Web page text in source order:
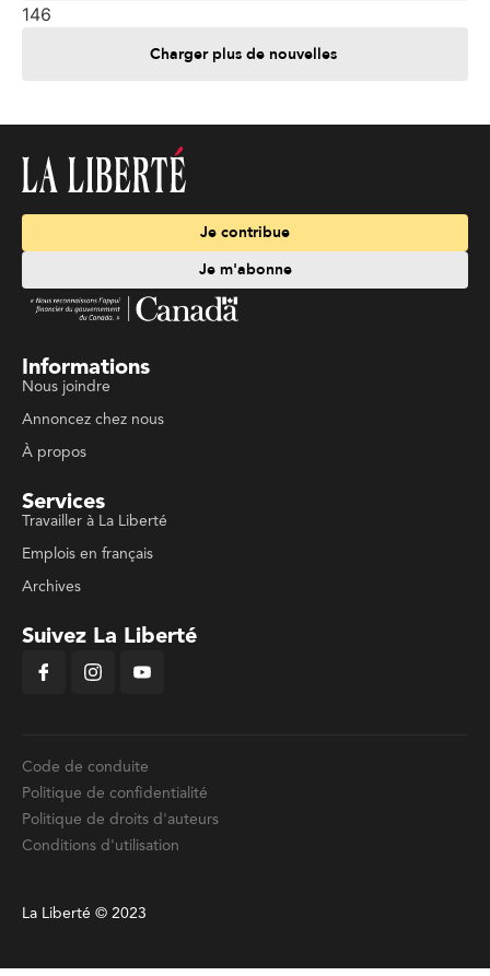
146
Charger plus de nouvelles
Je contribue
Je m'abonne
Informations
Nous joindre
Annoncez chez nous
À propos
Services
Travailler à La Liberté
Emplois en français
Archives
Suivez La Liberté
Code de conduite
Politique de confidentialité
Politique de droits d'auteurs
Conditions d'utilisation
La Liberté © 2023